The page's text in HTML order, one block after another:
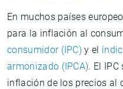
En muchos países
para la inflación al
consumidor (IPC) y el
armonizado (IPCA). El
inflación de los precios al